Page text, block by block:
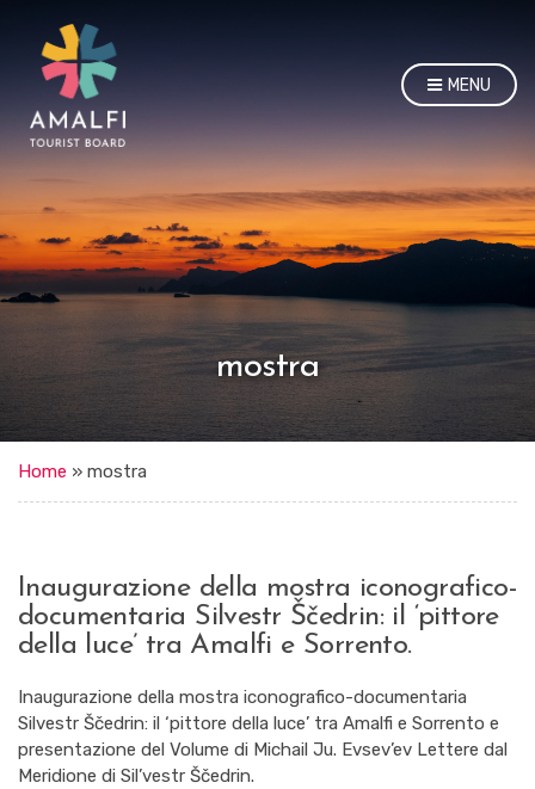
MENU
mostra
Home » mostra
Inaugurazione della mostra iconografico-
documentaria Silvestr Ščedrin: il ‘pittore
della luce’ tra Amalfi e Sorrento.
Inaugurazione della mostra iconografico-documentaria
Silvestr Ščedrin: il ‘pittore della luce’ tra Amalfi e Sorrento e
presentazione del Volume di Michail Ju. Evsev’ev Lettere dal
Meridione di Sil’vestr Ščedrin.